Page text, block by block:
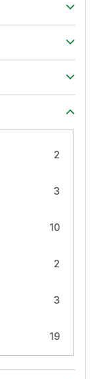
2
3
10
2
3
19